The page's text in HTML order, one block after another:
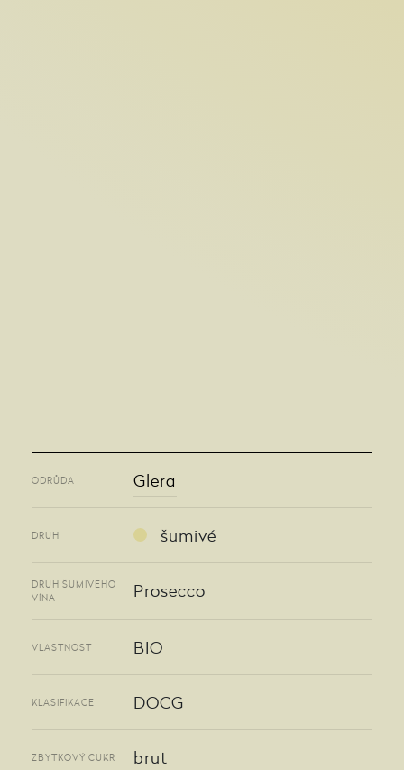
ODRŮDA Glera
DRUH šumivé
DRUH ŠUMIVÉHO
VÍNA
Prosecco
VLASTNOST BIO
KLASIFIKACE DOCG
ZBYTKOVÝ CUKR brut